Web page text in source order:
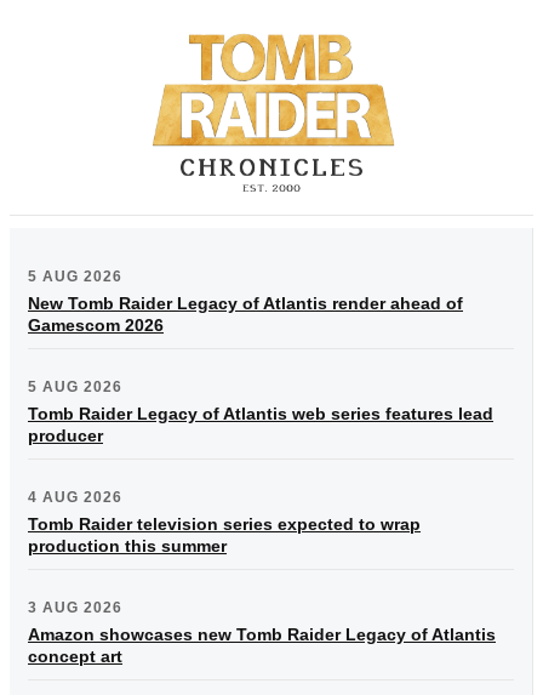
5 AUG 2026
New Tomb Raider Legacy of Atlantis render ahead of
Gamescom 2026
5 AUG 2026
Tomb Raider Legacy of Atlantis web series features lead
producer
4 AUG 2026
Tomb Raider television series expected to wrap
production this summer
3 AUG 2026
Amazon showcases new Tomb Raider Legacy of Atlantis
concept art